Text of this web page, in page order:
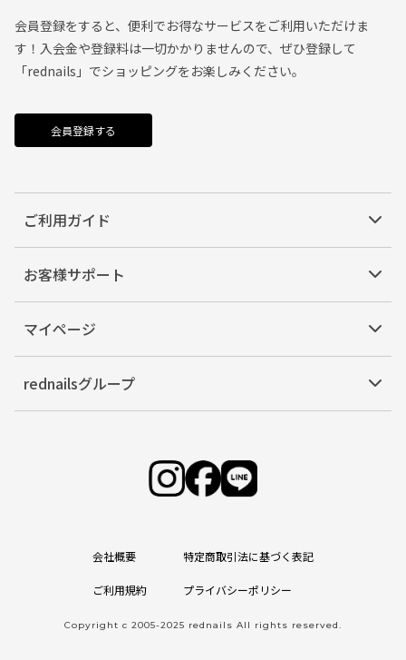
会員登録をすると、便利でお得なサービスをご利用いただけま
す！入会金や登録料は一切かかりませんので、ぜひ登録して
「rednails」でショッピングをお楽しみください。
会員登録する
ご利用ガイド
お客様サポート
マイページ
rednailsグループ
会社概要 特定商取引法に基づく表記
ご利用規約 プライバシーポリシー
Copyright c 2005-2025 rednails All rights reserved.